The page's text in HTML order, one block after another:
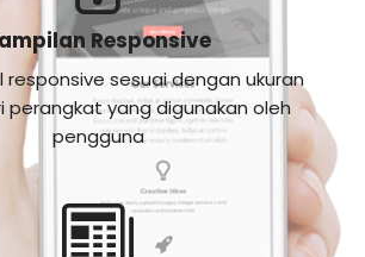
Responsive
responsive sesuai dengan ukuran
perangkat yang digunakan oleh
pengguna